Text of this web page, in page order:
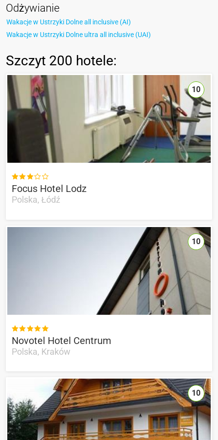
Odżywianie
Wakacje w Ustrzyki Dolne all inclusive (AI)
Wakacje w Ustrzyki Dolne ultra all inclusive (UAI)
Szczyt 200 hotele:

Focus Hotel Lodz
Polska, Łódź
10

Novotel Hotel Centrum
Polska, Kraków
10
10